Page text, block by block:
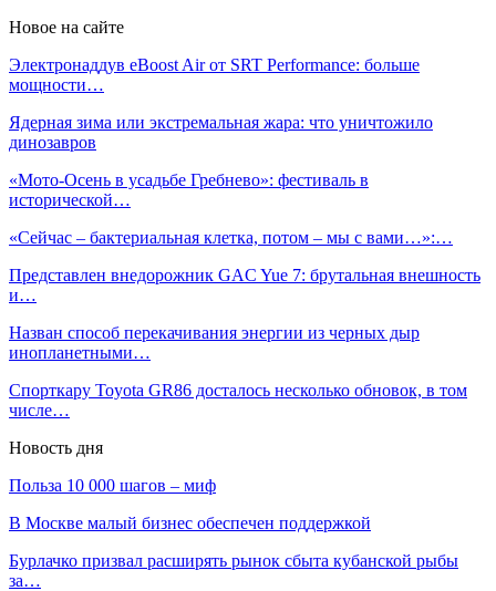
Новое на сайте
Электронаддув eBoost Air от SRT Performance: больше
мощности…
Ядерная зима или экстремальная жара: что уничтожило
динозавров
«Мото-Осень в усадьбе Гребнево»: фестиваль в
исторической…
«Сейчас – бактериальная клетка, потом – мы с вами…»:…
Представлен внедорожник GAC Yue 7: брутальная внешность
и…
Назван способ перекачивания энергии из черных дыр
инопланетными…
Спорткару Toyota GR86 досталось несколько обновок, в том
числе…
Новость дня
Польза 10 000 шагов – миф
В Москве малый бизнес обеспечен поддержкой
Бурлачко призвал расширять рынок сбыта кубанской рыбы
за…